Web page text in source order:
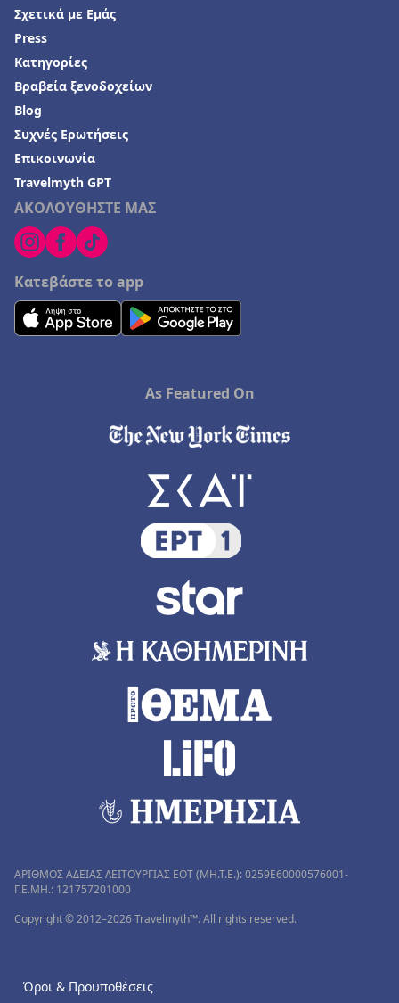
ΑΚΟΛΟΥΘΗΣΤΕ ΜΑΣ
Κατεβάστε το app
Σχετικά με Εμάς
Press
Κατηγορίες
Βραβεία ξενοδοχείων
Blog
Συχνές Ερωτήσεις
Επικοινωνία
Travelmyth GPT
As Featured On
ΑΡΙΘΜΟΣ ΑΔΕΙΑΣ ΛΕΙΤΟΥΡΓΙΑΣ ΕΟΤ (MH.T.E.): 0259Ε60000576001-
Γ.Ε.ΜΗ.: 121757201000
Copyright © 2012–2026 Travelmyth™. All rights reserved.
Όροι & Προϋποθέσεις